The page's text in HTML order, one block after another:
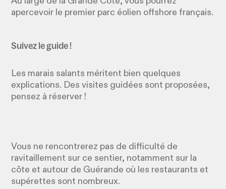
apercevoir le premier parc éolien offshore français.
Suivez le guide !
Les marais salants méritent bien quelques
explications. Des visites guidées sont proposées,
pensez à réserver !
Vous ne rencontrerez pas de difficulté de
ravitaillement sur ce sentier, notamment sur la
côte et autour de Guérande où les restaurants et
supérettes sont nombreux.